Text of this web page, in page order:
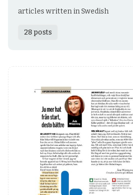
articles written in Swedish
28 posts